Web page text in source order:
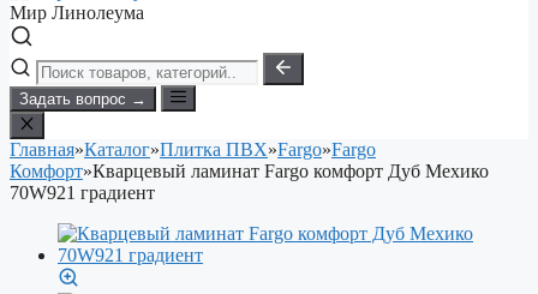
Мир Линолеума
Задать вопрос →
Главная»Каталог»Плитка ПВХ»Fargo»Fargo
Комфорт»Кварцевый ламинат Fargo комфорт Дуб Мехико
70W921 градиент